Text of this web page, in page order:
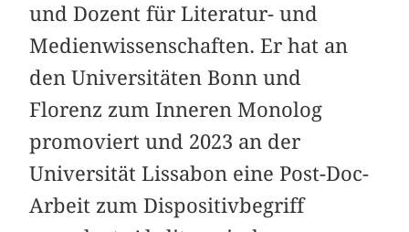
und Dozent für Literatur- und
Medienwissenschaften. Er hat an
den Universitäten Bonn und
Florenz zum Inneren Monolog
promoviert und 2023 an der
Universität Lissabon eine Post-Doc-
Arbeit zum Dispositivbegriff